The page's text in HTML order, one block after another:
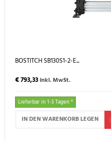
BOSTITCH SB130S1-2-E...
€ 793,33inkl. MwSt.
Lieferbar in 1-3 Tagen *
IN DEN WARENKORB LEGEN